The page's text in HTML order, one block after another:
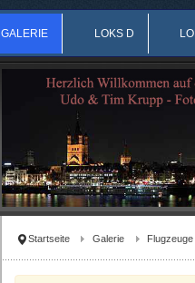
GALERIE LOKS D
Startseite Galerie Flugzeuge